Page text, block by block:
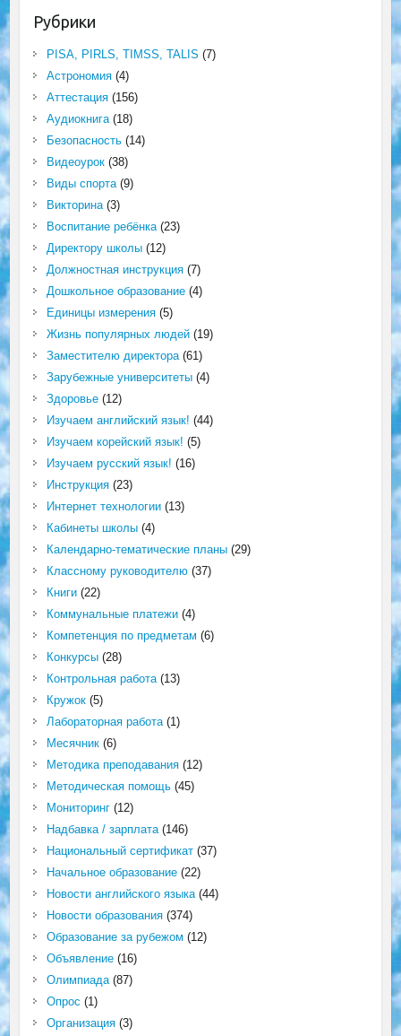
Рубрики
PISA, PIRLS, TIMSS, TALIS (7)
Астрономия(4)
Аттестация(156)
Аудиокнига(18)
Безопасность(14)
Видеоурок(38)
Виды спорта(9)
Викторина(3)
Воспитание ребёнка(23)
Директору школы(12)
Должностная инструкция(7)
Дошкольное образование(4)
Единицы измерения(5)
Жизнь популярных людей(19)
Заместителю директора(61)
Зарубежные университеты(4)
Здоровье(12)
Изучаем английский язык! (44)
Изучаем корейский язык! (5)
Изучаем русский язык! (16)
Инструкция(23)
Интернет технологии(13)
Кабинеты школы(4)
Календарно-тематические планы(29)
Классному руководителю(37)
Книги(22)
Коммунальные платежи(4)
Компетенция по предметам (6)
Конкурсы(28)
Контрольная работа(13)
Кружок(5)
Лабораторная работа(1)
Месячник(6)
Методика преподавания(12)
Методическая помощь(45)
Мониторинг(12)
Надбавка / зарплата(146)
Национальный сертификат(37)
Начальное образование(22)
Новости английского языка(44)
Новости образования(374)
Образование за рубежом (12)
Объявление(16)
Олимпиада(87)
Опрос (1)
Организация(3)